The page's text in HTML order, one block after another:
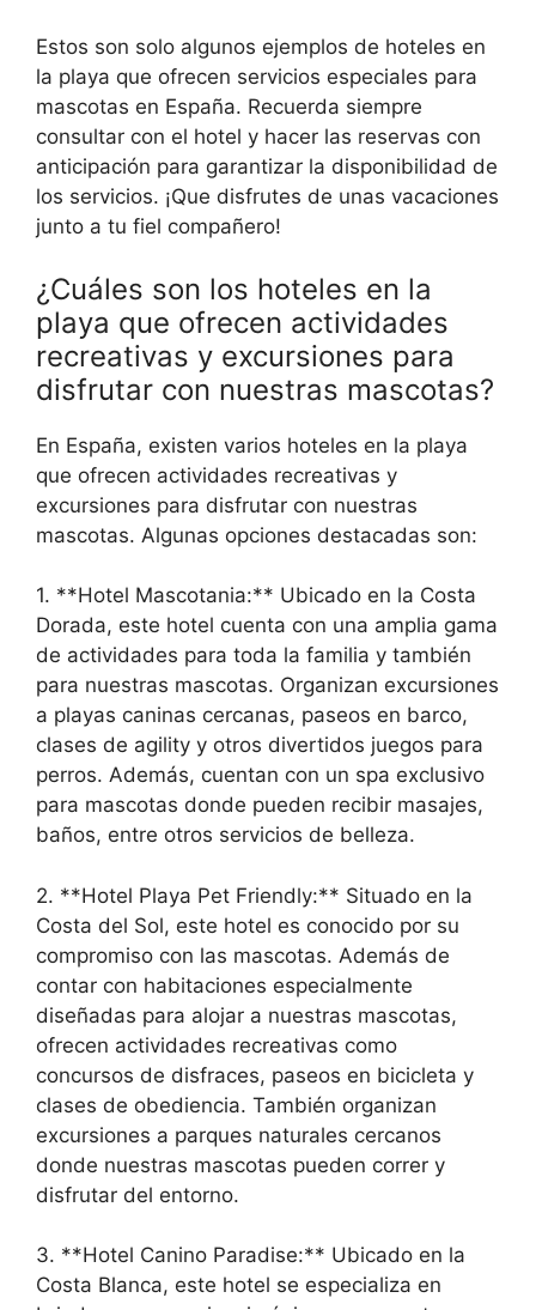
Estos son solo algunos ejemplos de hoteles en
la playa que ofrecen servicios especiales para
mascotas en España. Recuerda siempre
consultar con el hotel y hacer las reservas con
anticipación para garantizar la disponibilidad de
los servicios. ¡Que disfrutes de unas vacaciones
junto a tu fiel compañero!
¿Cuáles son los hoteles en la
playa que ofrecen actividades
recreativas y excursiones para
disfrutar con nuestras mascotas?
En España, existen varios hoteles en la playa
que ofrecen actividades recreativas y
excursiones para disfrutar con nuestras
mascotas. Algunas opciones destacadas son:
1. **Hotel Mascotania:** Ubicado en la Costa
Dorada, este hotel cuenta con una amplia gama
de actividades para toda la familia y también
para nuestras mascotas. Organizan excursiones
a playas caninas cercanas, paseos en barco,
clases de agility y otros divertidos juegos para
perros. Además, cuentan con un spa exclusivo
para mascotas donde pueden recibir masajes,
baños, entre otros servicios de belleza.
2. **Hotel Playa Pet Friendly:** Situado en la
Costa del Sol, este hotel es conocido por su
compromiso con las mascotas. Además de
contar con habitaciones especialmente
diseñadas para alojar a nuestras mascotas,
ofrecen actividades recreativas como
concursos de disfraces, paseos en bicicleta y
clases de obediencia. También organizan
excursiones a parques naturales cercanos
donde nuestras mascotas pueden correr y
disfrutar del entorno.
3. **Hotel Canino Paradise:** Ubicado en la
Costa Blanca, este hotel se especializa en